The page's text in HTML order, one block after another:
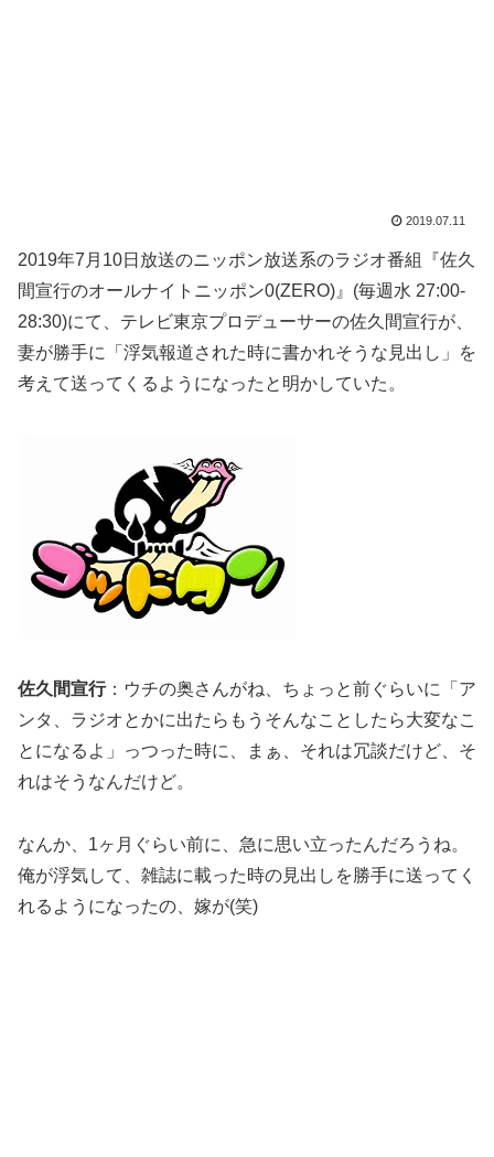
2019.07.11
2019年7月10日放送のニッポン放送系のラジオ番組『佐久
間宣行のオールナイトニッポン0(ZERO)』(毎週水 27:00-
28:30)にて、テレビ東京プロデューサーの佐久間宣行が、
妻が勝手に「浮気報道された時に書かれそうな見出し」を
考えて送ってくるようになったと明かしていた。
佐久間宣行：ウチの奥さんがね、ちょっと前ぐらいに「ア
ンタ、ラジオとかに出たらもうそんなことしたら大変なこ
とになるよ」っつった時に、まぁ、それは冗談だけど、そ
れはそうなんだけど。
なんか、1ヶ月ぐらい前に、急に思い立ったんだろうね。
俺が浮気して、雑誌に載った時の見出しを勝手に送ってく
れるようになったの、嫁が(笑)